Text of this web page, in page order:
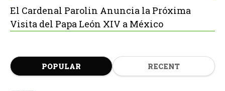
El Cardenal Parolin Anuncia la Próxima
Visita del Papa León XIV a México
POPULAR RECENT